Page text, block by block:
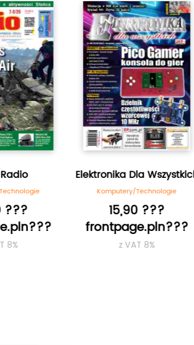
Elektronika Dla Wszystkich
Komputery/Technologie
frontpage.pln???